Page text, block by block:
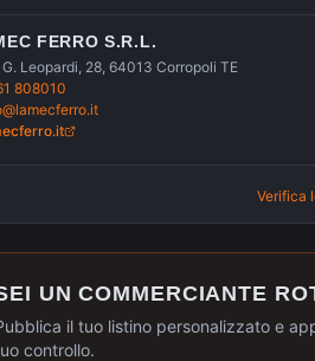
FERRO S.R.L.
Leopardi, 28, 64013 Corropoli TE
808010
Verifica
UN COMMERCIANTE
il tuo listino personalizzato e
controllo.